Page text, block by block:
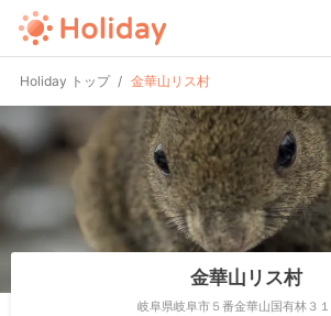
Holiday トップ 金華山リス村
金華山リス村
岐阜県岐阜市５番金華山国有林３